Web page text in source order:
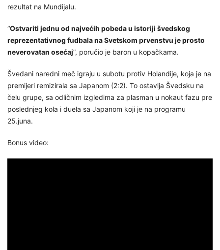
rezultat na Mundijalu.
“Ostvariti jednu od najvećih pobeda u istoriji švedskog
reprezentativnog fudbala na Svetskom prvenstvu je prosto
neverovatan osećaj”, poručio je baron u kopačkama.
Šveđani naredni meč igraju u subotu protiv Holandije, koja je na
premijeri remizirala sa Japanom (2:2). To ostavlja Švedsku na
čelu grupe, sa odličnim izgledima za plasman u nokaut fazu pre
poslednjeg kola i duela sa Japanom koji je na programu
25.juna.
Bonus video: